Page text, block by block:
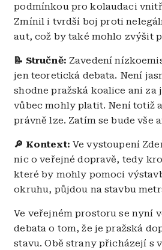
podmínkou pro kolaudaci
Zmínil i tvrdší boj proti
aut, což by také mohlo zvýšit
📝 Stručně: Zavedení
jen teoretická debata. Není
shodne pražská koalice ani za
vůbec mohly platit. Není totiž
právně lze. Zatím se bude vše
🔎 Kontext: Ve vystoupení
nic o veřejné dopravě, tedy
které by mohly pomoci
okruhu, půjdou na stavbu
Ve veřejném prostoru se nyní
debata o tom, že je pražská
stavu. Obě strany přicházejí s